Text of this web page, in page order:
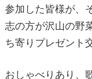
参加した皆様が、
志の方が沢山の野
ち寄りプレゼント
おしゃべりあり、